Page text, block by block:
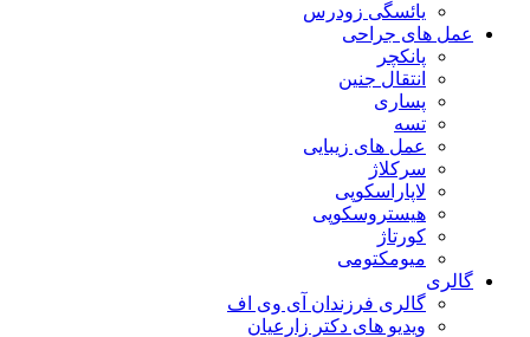
یائسگی زودرس
عمل های جراحی
پانکچر
انتقال جنین
پساری
تسه
عمل های زیبایی
سرکلاژ
لاپاراسکوپی
هیستروسکوپی
کورتاژ
میومکتومی
گالری
گالری فرزندان آی وی اف
ویدیو های دکتر زارعیان